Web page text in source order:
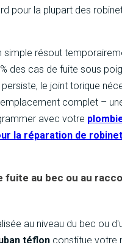
pour la plupart des
simple résout
des cas de fuite sous
le joint torique
complet –
avec votre
la réparation de
fuite au bec ou au
au niveau du bec ou
téflonconstitue votre